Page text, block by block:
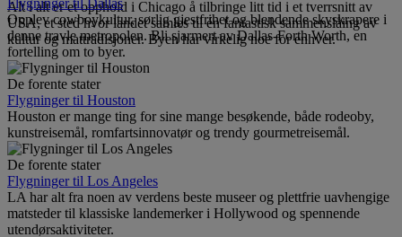
Alt i alt er et opphold i Chicago å tilbringe litt tid i et tverrsnitt av
USA, et sted hvor landet samles til én fantastisk sammenslåing av
kultur og mattradisjoner. Byen har virkelig noe for enhver.
Opplev cowboykultur, sørlig gjestfrihet og blendende skyskrapere i
denne travle metropolen. Bli sjarmert av Dallas-Forth Worth, en
fortelling om to byer.
De forente stater
Flygninger til Houston
Houston er mange ting for sine mange besøkende, både rodeoby,
kunstreisemål, romfartsinnovatør og trendy gourmetreisemål.
De forente stater
Flygninger til Los Angeles
LA har alt fra noen av verdens beste museer og plettfrie uavhengige
matsteder til klassiske landemerker i Hollywood og spennende
utendørsaktiviteter.